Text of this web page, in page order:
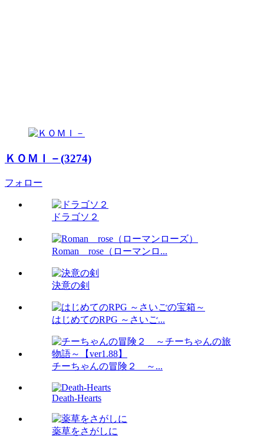
ＫＯＭＩ－(3274)
フォロー
ドラゴソ２
Roman rose（ローマンロ...
決意の剣
はじめてのRPG ～さいご...
チーちゃんの冒険２ ～...
Death-Hearts
薬草をさがしに